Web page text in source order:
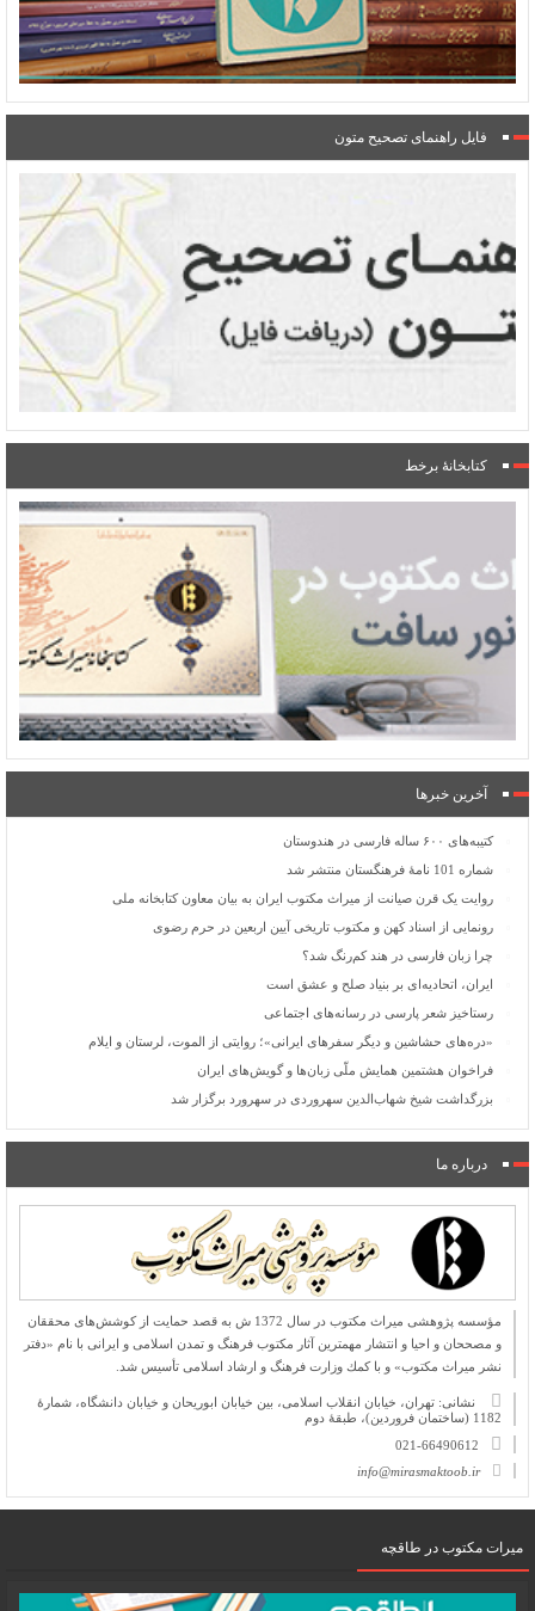
فایل راهنمای تصحیح متون
کتابخانۀ برخط
آخرین خبرها
کتیبه‌های ۶۰۰ ساله فارسی در هندوستان
شماره 101 نامۀ فرهنگستان منتشر شد
روایت یک قرن صیانت از میراث مکتوب ایران به بیان معاون کتابخانه ملی
رونمایی از اسناد کهن و مکتوب تاریخی آیین اربعین در حرم رضوی
چرا زبان فارسی در هند کم‌رنگ شد؟
ایران، اتحادیه‌ای بر بنیاد صلح و عشق است
رستاخیز شعر پارسی در رسانه‌های اجتماعی
«دره‌های حشاشین و دیگر سفرهای ایرانی»؛ روایتی از الموت، لرستان و ایلام
فراخوان هشتمین همایش ملّی زبان‌ها و گویش‌های ایران
بزرگداشت شیخ شهاب‌الدین سهروردی در سهرورد برگزار شد
درباره ما
مؤسسه پژوهشی میراث مكتوب در سال 1372 ش به قصد حمایت از كوشش‌های محققان
و مصححان و احیا و انتشار مهمترین آثار مكتوب فرهنگ و تمدن اسلامی و ایرانی با نام «دفتر
نشر میراث مكتوب» و با كمك وزارت فرهنگ و ارشاد اسلامی تأسیس شد.
نشانی: تهران، خیابان انقلاب اسلامی، بین خیابان ابوریحان و خیابان دانشگاه، شمارۀ
1182 (ساختمان فروردین)، طبقۀ دوم
021-66490612
info@mirasmaktoob.ir
میرات مکتوب در طاقچه